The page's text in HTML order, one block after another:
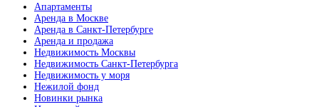
Апартаменты
Аренда в Москве
Аренда в Санкт-Петербурге
Аренда и продажа
Недвижимость Москвы
Недвижимость Санкт-Петербурга
Недвижимость у моря
Нежилой фонд
Новинки рынка